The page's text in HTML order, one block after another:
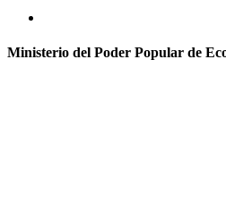
Ministerio del Poder Popular de